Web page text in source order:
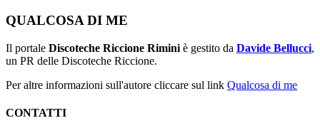
QUALCOSA DI ME
Il portale Discoteche Riccione Rimini è gestito da Davide Bellucci,
un PR delle Discoteche Riccione.
Per altre informazioni sull'autore cliccare sul link Qualcosa di me
CONTATTI